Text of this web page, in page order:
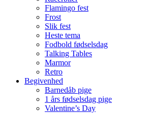
Flamingo fest
Frost
Slik fest
Heste tema
Fodbold fødselsdag
Talking Tables
Marmor
Retro
Begivenhed
Barnedåb pige
1 års fødselsdag pige
Valentine’s Day